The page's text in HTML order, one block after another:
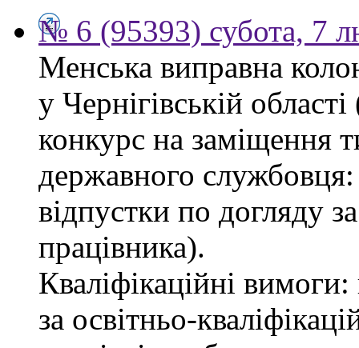
№ 6 (95393) субота, 7
Менська виправна
у Чернігівській
конкурс на заміщення
державного
відпустки по догляду
працівника).
Кваліфікаційні
за освітньо-